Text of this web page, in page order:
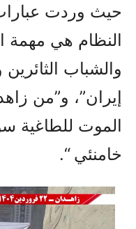
حيث وردت
النظام هي مهمة
والشباب
إيران”، و”من
الموت للطاغية
خامنئي “.